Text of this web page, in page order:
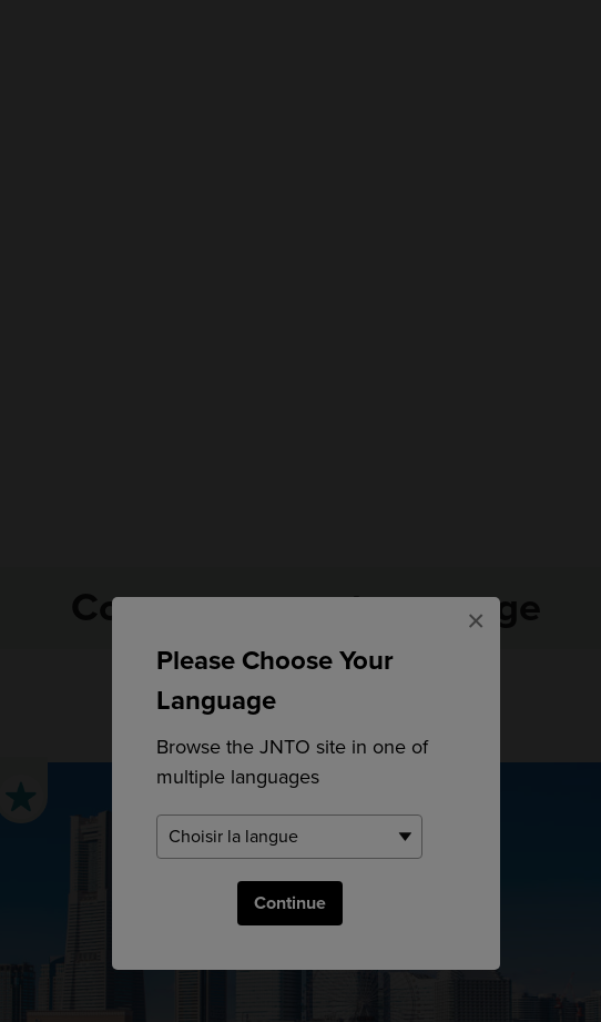
Please Choose Your
Language
Browse the JNTO site in one of
multiple languages
Continue
×
Commencez votre voyage